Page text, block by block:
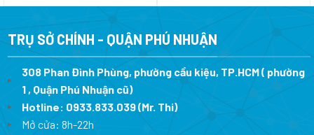
là:
tại
2.131.680 ₫.
là:
TRỤ SỞ CHÍNH - QUẬN PHÚ NHUẬN
308 Phan Đình Phùng, phường cầu kiệu, TP.HCM ( phường
1 , Quận Phú Nhuận cũ)
Hotline: 0933.833.039(Mr. Thi)
Mở cửa: 8h-22h